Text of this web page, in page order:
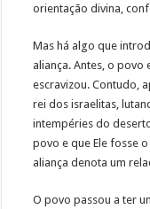
orientação divina,
Mas há algo que
aliança. Antes, o
escravizou. Contudo,
rei dos israelitas,
intempéries do
povo e que Ele fosse
aliança denota um
O povo passou a ter